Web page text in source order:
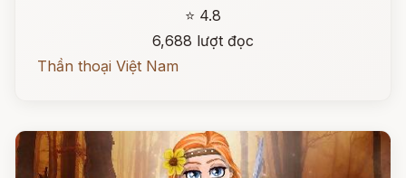
⭐ 4.8
6,688 lượt đọc
Thần thoại Việt Nam